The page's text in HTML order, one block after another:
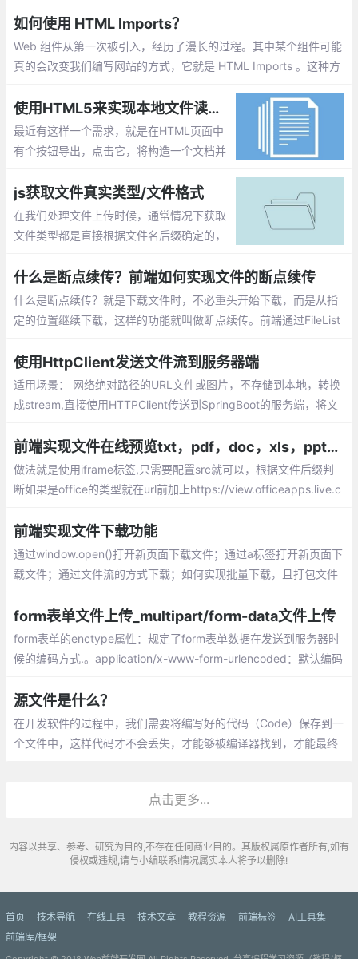
现
如何使用 HTML Imports？
Web 组件从第一次被引入，经历了漫长的过程。其中某个组件可能
真的会改变我们编写网站的方式，它就是 HTML Imports 。这种方
使用HTML5来实现本地文件读取和写入
最近有这样一个需求，就是在HTML页面中
有个按钮导出，点击它，将构造一个文档并
点击它，从本地文件系统中读取一个文件并
对内容进行分析。
js获取文件真实类型/文件格式
在我们处理文件上传时候，通常情况下获取
文件类型都是直接根据文件名后缀确定的，
上传的是图片文件，如果客户端将一个exe
文件改为gif后缀的文件，它照样可以上传上
去。
什么是断点续传？前端如何实现文件的断点续传
什么是断点续传？就是下载文件时，不必重头开始下载，而是从指
定的位置继续下载，这样的功能就叫做断点续传。前端通过FileList
一段一段地传给后端，后端再按顺序一段段将文件进行拼接。
使用HttpClient发送文件流到服务器端
适用场景： 网络绝对路径的URL文件或图片，不存储到本地，转换
成stream,直接使用HTTPClient传送到SpringBoot的服务端，将文
这种需求，所以记录下来以备不时之需。
前端实现文件在线预览txt，pdf，doc，xls，ppt几种格式
做法就是使用iframe标签,只需要配置src就可以，根据文件后缀判
断如果是office的类型就在url前加上https://view.officeapps.live.c
前端实现文件下载功能
通过window.open()打开新页面下载文件；通过a标签打开新页面下
载文件；通过文件流的方式下载；如何实现批量下载，且打包文件
form表单文件上传_multipart/form-data文件上传
form表单的enctype属性：规定了form表单数据在发送到服务器时
候的编码方式.。application/x-www-form-urlencoded：默认编码
片、mp3、文件，text/plain：纯文本的传输。空格转换为“+”，但
不支持特殊字符编码。
源文件是什么？
在开发软件的过程中，我们需要将编写好的代码（Code）保存到一
个文件中，这样代码才不会丢失，才能够被编译器找到，才能最终
点击更多...
内容以共享、参考、研究为目的,不存在任何商业目的。其版权属原作者所有,如有
侵权或违规,请与小编联系!情况属实本人将予以删除!
首页 技术导航 在线工具 技术文章 教程资源 前端标签
AI工具集
前端库/框架